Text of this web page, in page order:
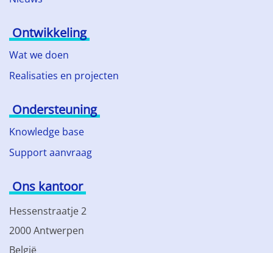
Ontwikkeling
Wat we doen
Realisaties en projecten
Ondersteuning
Knowledge base
Support aanvraag
Ons kantoor
Hessenstraatje 2
2000 Antwerpen
België